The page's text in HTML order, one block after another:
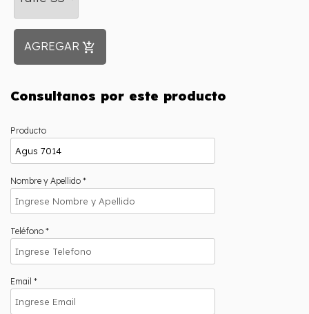
AGREGAR add_shopping_cart
Consultanos por este producto
Producto
Nombre y Apellido *
Teléfono *
Email *